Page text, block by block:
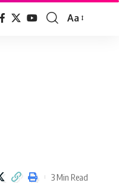
Font
Aa
3 Min Read